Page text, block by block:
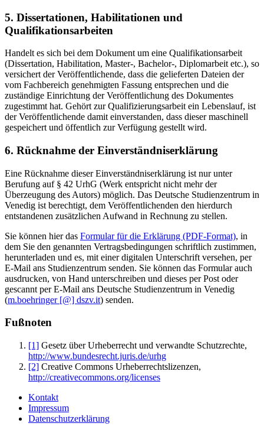
5. Dissertationen, Habilitationen und
Qualifikationsarbeiten
Handelt es sich bei dem Dokument um eine Qualifikationsarbeit
(Dissertation, Habilitation, Master-, Bachelor-, Diplomarbeit etc.), so
versichert der Veröffentlichende, dass die gelieferten Dateien der
vom Fachbereich genehmigten Fassung entsprechen und die
zuständige Einrichtung der Veröffentlichung des Dokumentes
zugestimmt hat. Gehört zur Qualifizierungsarbeit ein Lebenslauf, ist
der Veröffentlichende damit einverstanden, dass dieser maschinell
gespeichert und öffentlich zur Verfügung gestellt wird.
6. Rücknahme der Einverständniserklärung
Eine Rücknahme dieser Einverständniserklärung ist nur unter
Berufung auf § 42 UrhG (Werk entspricht nicht mehr der
Überzeugung des Autors) möglich. Das Deutsche Studienzentrum in
Venedig ist berechtigt, dem Veröffentlichenden den hierdurch
entstandenen zusätzlichen Aufwand in Rechnung zu stellen.
Sie können hier das Formular für die Erklärung (PDF-Format), in
dem Sie den genannten Vertragsbedingungen schriftlich zustimmen,
herunterladen und es, mit einer digitalen Unterschrift versehen, per
E-Mail ans Studienzentrum senden. Sie können das Formular auch
ausdrucken, von Hand unterschreiben und dieses per Post oder
gescannt per E-Mail ans Deutsche Studienzentrum in Venedig
(m.boehringer [@] dszv.it) senden.
Fußnoten
[1] Gesetz über Urheberrecht und verwandte Schutzrechte,
http://www.bundesrecht.juris.de/urhg
[2] Creative Commons Urheberrechtslizenzen,
http://creativecommons.org/licenses
Kontakt
Impressum
Datenschutzerklärung